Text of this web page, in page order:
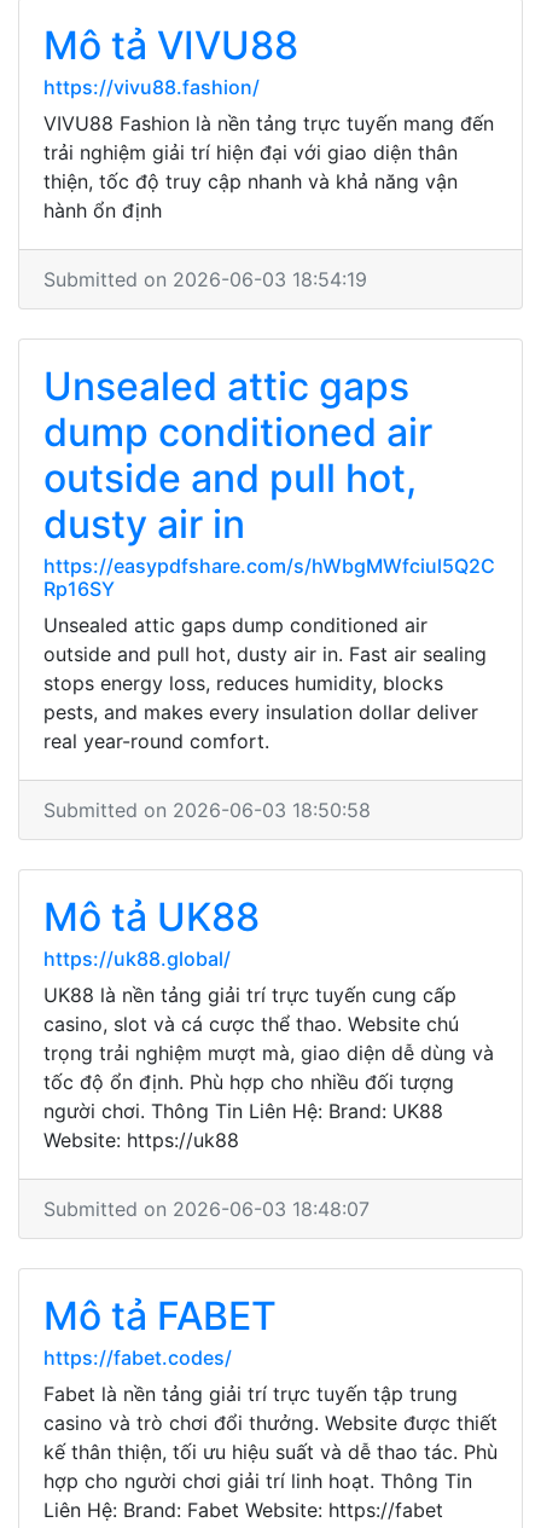
Mô tả VIVU88
https://vivu88.fashion/
VIVU88 Fashion là nền tảng trực tuyến mang đến
trải nghiệm giải trí hiện đại với giao diện thân
thiện, tốc độ truy cập nhanh và khả năng vận
hành ổn định
Submitted on 2026-06-03 18:54:19
Unsealed attic gaps
dump conditioned air
outside and pull hot,
dusty air in
https://easypdfshare.com/s/hWbgMWfciul5Q2C
Rp16SY
Unsealed attic gaps dump conditioned air
outside and pull hot, dusty air in. Fast air sealing
stops energy loss, reduces humidity, blocks
pests, and makes every insulation dollar deliver
real year-round comfort.
Submitted on 2026-06-03 18:50:58
Mô tả UK88
https://uk88.global/
UK88 là nền tảng giải trí trực tuyến cung cấp
casino, slot và cá cược thể thao. Website chú
trọng trải nghiệm mượt mà, giao diện dễ dùng và
tốc độ ổn định. Phù hợp cho nhiều đối tượng
người chơi. Thông Tin Liên Hệ: Brand: UK88
Website: https://uk88
Submitted on 2026-06-03 18:48:07
Mô tả FABET
https://fabet.codes/
Fabet là nền tảng giải trí trực tuyến tập trung
casino và trò chơi đổi thưởng. Website được thiết
kế thân thiện, tối ưu hiệu suất và dễ thao tác. Phù
hợp cho người chơi giải trí linh hoạt. Thông Tin
Liên Hệ: Brand: Fabet Website: https://fabet